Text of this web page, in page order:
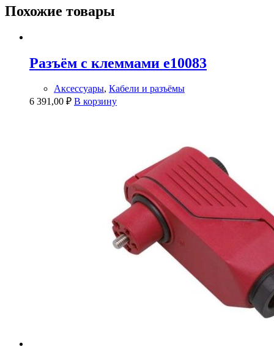
Похожие товары
Разъём с клеммами e10083
Аксессуары, Кабели и разъёмы
6 391,00 ₽ В корзину